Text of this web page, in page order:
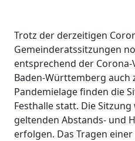
Trotz der derzeitigen
Gemeinderatssitzungen
entsprechend der
Baden-Württemberg auch
Pandemielage finden die
Festhalle statt. Die
geltenden Abstands- und
erfolgen. Das Tragen